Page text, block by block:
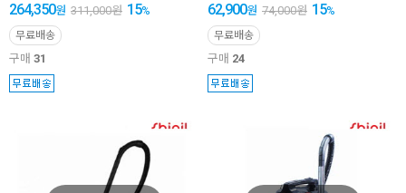
264,350원 311,000원 15%
무료배송
구매 31
62,900원 74,000원 15%
무료배송
구매 24